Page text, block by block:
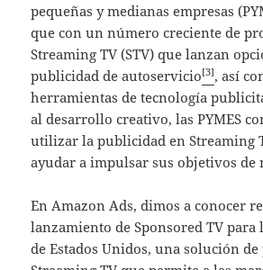
pequeñas y medianas empresas
que con un número creciente de
Streaming TV (STV) que lanzan
publicidad de autoservicio[3], así
herramientas de tecnología
al desarrollo creativo, las PYMES
utilizar la publicidad en Streaming
ayudar a impulsar sus objetivos de
En Amazon Ads, dimos a conocer
lanzamiento de Sponsored TV para
de Estados Unidos, una solución